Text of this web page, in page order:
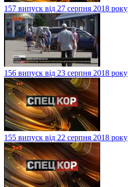
157 випуск від 27 серпня 2018 року
156 випуск від 23 серпня 2018 року
155 випуск від 22 серпня 2018 року